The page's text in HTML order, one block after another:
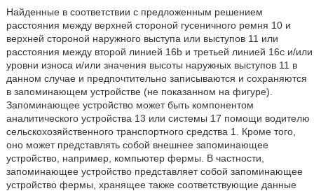
Найденные в соответствии с предложенным решением
расстояния между верхней стороной гусеничного ремня 10 и
верхней стороной наружного выступа или выступов 11 или
расстояния между второй линией 16b и третьей линией 16с и/или
уровни износа и/или значения высоты наружных выступов 11 в
данном случае и предпочтительно записываются и сохраняются
в запоминающем устройстве (не показанном на фигуре).
Запоминающее устройство может быть компонентом
аналитического устройства 13 или системы 17 помощи водителю
сельскохозяйственного транспортного средства 1. Кроме того,
оно может представлять собой внешнее запоминающее
устройство, например, компьютер фермы. В частности,
запоминающее устройство представляет собой запоминающее
устройство фермы, хранящее также соответствующие данные